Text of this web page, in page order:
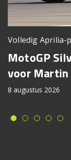
Volledig Aprilia-
MotoGP
voor Martin
8 augustus 2026